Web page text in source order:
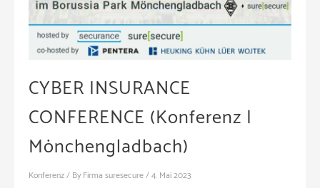
CYBER INSURANCE
CONFERENCE (Konferenz |
Mönchengladbach)
Konferenz/ By Firma suresecure/4. Mai 2023